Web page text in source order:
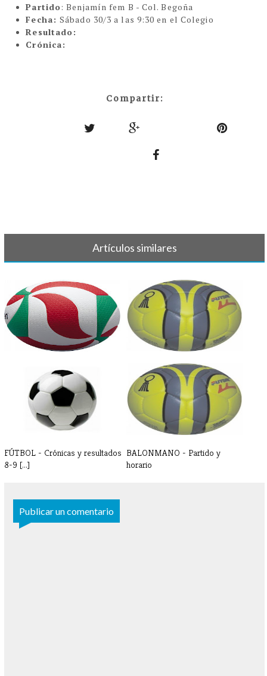
Partido: Benjamín fem B - Col. Begoña
Fecha:Sábado 30/3 a las 9:30 en el Colegio
Resultado:
Crónica:
Compartir:
Artículos similares
VOLEIBOL - Crónica y
resultados 7-8[...]
BALONMANO - Crónica y
resultado 7 d[...]
FÚTBOL - Crónicas y resultados
8-9 [...]
BALONMANO - Partido y
horario
Publicar un comentario